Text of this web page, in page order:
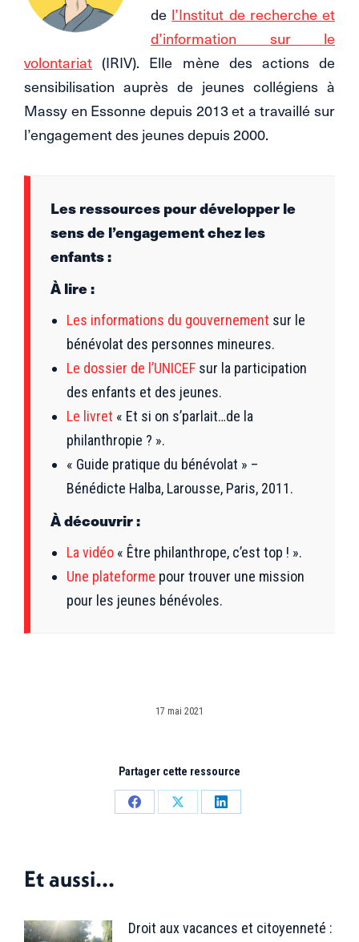
de l’Institut de recherche et
d’information sur le
volontariat (IRIV). Elle mène des actions de
sensibilisation auprès de jeunes collégiens à
Massy en Essonne depuis 2013 et a travaillé sur
l’engagement des jeunes depuis 2000.
Les ressources pour développer le
sens de l’engagement chez les
enfants :
À lire :
Les informations du gouvernement sur le
bénévolat des personnes mineures.
Le dossier de l’UNICEF sur la participation
des enfants et des jeunes.
Le livret « Et si on s’parlait…de la
philanthropie ? ».
« Guide pratique du bénévolat » –
Bénédicte Halba, Larousse, Paris, 2011.
À découvrir :
La vidéo « Être philanthrope, c’est top ! ».
Une plateforme pour trouver une mission
pour les jeunes bénévoles.
17 mai 2021
Partager cette ressource
PartagerPartagerPartager
Et aussi...
Droit aux vacances et citoyenneté :